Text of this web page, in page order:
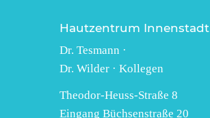
Hautzentrum Innenstadt
Dr. Tesmann ·
Dr. Wilder · Kollegen
Theodor-Heuss-Straße 8
Eingang Büchsenstraße 20